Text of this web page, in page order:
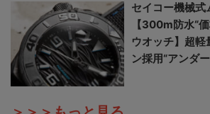
セイコー機械式
【300m防水“
ウオッチ】超
ン採用“アンダ